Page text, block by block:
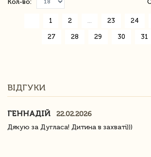
Кол-во:
1 2 23 24
27 28 29 30 31
ВІДГУКИ
ГЕННАДІЙ
22.02.2026
Дякую за Дугласа! Дитина в захваті)))